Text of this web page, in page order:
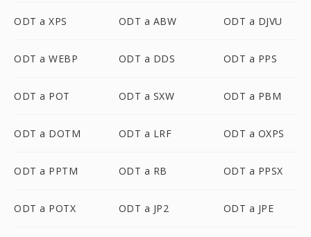
ODT a XPS ODT a ABW ODT a DJVU
ODT a WEBP ODT a DDS ODT a PPS
ODT a POT ODT a SXW ODT a PBM
ODT a DOTM ODT a LRF ODT a OXPS
ODT a PPTM ODT a RB ODT a PPSX
ODT a POTX ODT a JP2 ODT a JPE